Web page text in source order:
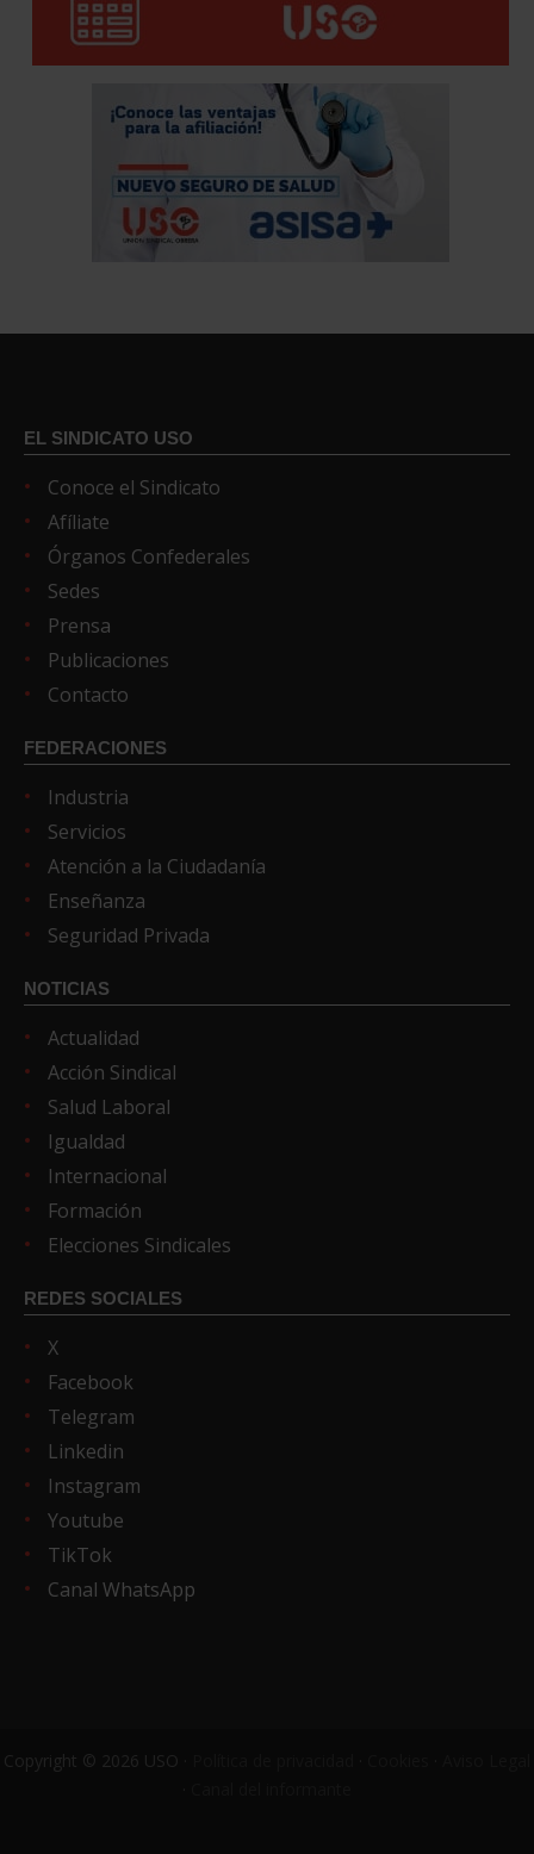
EL SINDICATO USO
Conoce el Sindicato
Afíliate
Órganos Confederales
Sedes
Prensa
Publicaciones
Contacto
FEDERACIONES
Industria
Servicios
Atención a la Ciudadanía
Enseñanza
Seguridad Privada
NOTICIAS
Actualidad
Acción Sindical
Salud Laboral
Igualdad
Internacional
Formación
Elecciones Sindicales
REDES SOCIALES
X
Facebook
Telegram
Linkedin
Instagram
Youtube
TikTok
Canal WhatsApp
Copyright © 2026 USO ·